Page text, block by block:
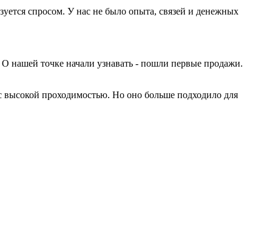
спросом. У нас не было опыта, связей и денежных
нашей точке начали узнавать - пошли первые продажи.
высокой проходимостью. Но оно больше подходило для